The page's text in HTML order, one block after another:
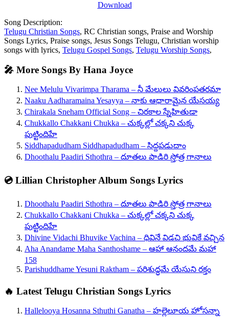
Download
Song Description:
Telugu Christian Songs, RC Christian songs, Praise and Worship
Songs Lyrics, Praise songs, Jesus Songs Telugu, Christian worship
songs with lyrics, Telugu Gospel Songs, Telugu Worship Songs,
🎤 More Songs By Hana Joyce
Nee Melulu Vivarimpa Tharama – నీ మేలులు వివరింపతరమా
Naaku Aadharamaina Yesayya – నాకు ఆధారామైన యేసయ్య
Chirakala Sneham Official Song – చిరకాల స్నేహితుడా
Chukkallo Chakkani Chukka – చుక్కల్లో చక్కని చుక్క
పుట్టిందిహే
Siddhapadudham Siddhapadudham – సిద్దపడుదాం
Dhoothalu Paadiri Sthothra – దూతలు పాడిరి స్తోత్ర గానాలు
💿 Lillian Christopher Album Songs Lyrics
Dhoothalu Paadiri Sthothra – దూతలు పాడిరి స్తోత్ర గానాలు
Chukkallo Chakkani Chukka – చుక్కల్లో చక్కని చుక్క
పుట్టిందిహే
Dhivine Vidachi Bhuvike Vachina – ధివినే విడచి భువికే వచ్చిన
Aha Anandame Maha Santhoshame – ఆహా ఆనందమే మహా
158
Parishuddhame Yesuni Raktham – పరిశుద్ధమే యేసుని రక్తం
🔥 Latest Telugu Christian Songs Lyrics
Hallelooya Hosanna Sthuthi Ganatha – హల్లెలూయ హోసన్నా